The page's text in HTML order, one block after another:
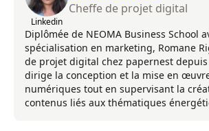
Linkedin
Cheffe de projet digital
Diplômée de NEOMA Business School
spécialisation en marketing, Romane
de projet digital chez papernest depuis
dirige la conception et la mise en
numériques tout en supervisant la
contenus liés aux thématiques